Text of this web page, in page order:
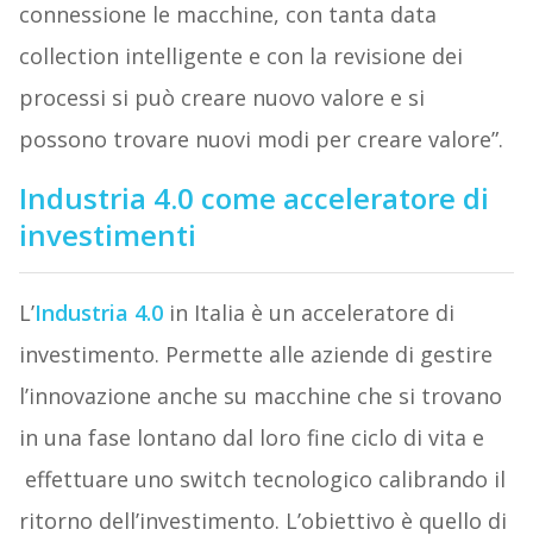
connessione le macchine, con tanta data
collection intelligente e con la revisione dei
processi si può creare nuovo valore e si
possono trovare nuovi modi per creare valore”.
Industria 4.0 come acceleratore di
investimenti
L’Industria 4.0in Italia è un acceleratore di
investimento. Permette alle aziende di gestire
l’innovazione anche su macchine che si trovano
in una fase lontano dal loro fine ciclo di vita e
effettuare uno switch tecnologico calibrando il
ritorno dell’investimento. L’obiettivo è quello di